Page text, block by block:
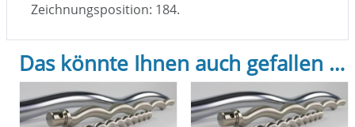
Zeichnungsposition: 184.
Das könnte Ihnen auch gefallen …